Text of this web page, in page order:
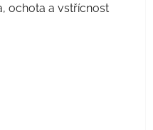
ochota a vstřícnost